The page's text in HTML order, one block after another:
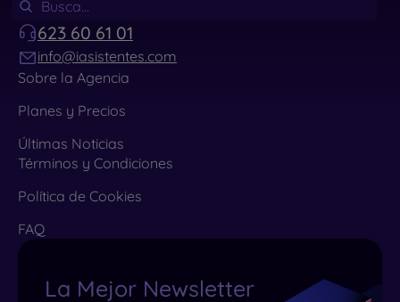
623 60 61 01
info@iasistentes.com
Sobre la Agencia
Planes y Precios
Últimas Noticias
Términos y Condiciones
Política de Cookies
FAQ
La Mejor Newsletter